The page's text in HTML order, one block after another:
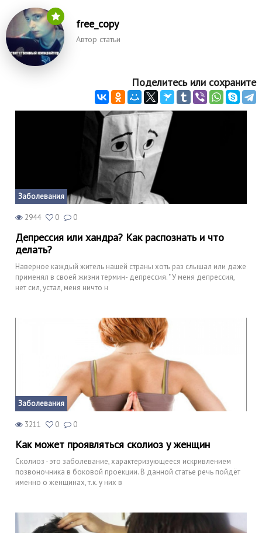
free_copy
Автор статьи
Поделитесь или сохраните
Заболевания
2944 0 0
Депрессия или хандра? Как распознать и что
делать?
Наверное каждый житель нашей страны хоть раз слышал или даже
применял в своей жизни термин- депрессия. " У меня депрессия,
нет сил, устал, меня ничто н
Заболевания
3211 0 0
Как может проявляться сколиоз у женщин
Сколиоз - это заболевание, характеризующееся искривлением
позвоночника в боковой проекции. В данной статье речь пойдёт
именно о женщинах, т.к. у них в